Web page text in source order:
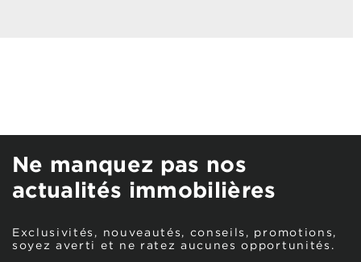
Ne manquez pas nos
actualités immobilières
Exclusivités, nouveautés, conseils, promotions,
soyez averti et ne ratez aucunes opportunités.